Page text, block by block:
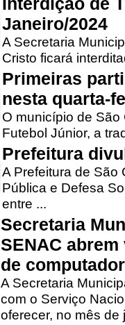
Janeiro/2024
A Secretaria
Cristo ficará
Primeiras
nesta quarta-
O município de
Futebol Júnior, a
Prefeitura
A Prefeitura de São
Pública e Defesa
entre ...
Secretaria
SENAC
de
A Secretaria
com o Serviço
oferecer, no mês de